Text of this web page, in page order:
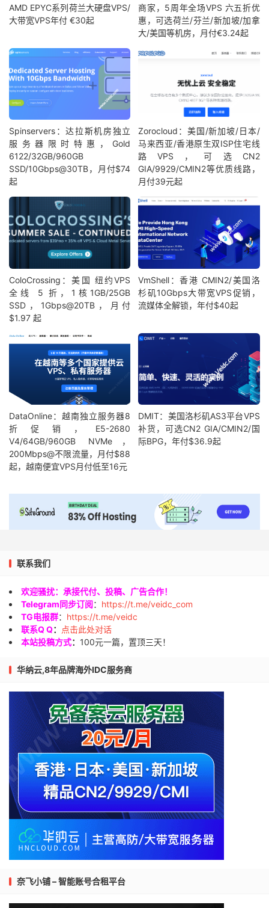
AMD EPYC系列荷兰大硬盘VPS/
大带宽VPS年付 €30起
商家，5周年全场VPS 六五折优
惠，可选荷兰/芬兰/新加坡/加拿
大/美国等机房，月付€3.24起
Spinservers：达拉斯机房独立
服务器限时特惠，Gold
6122/32GB/960GB
SSD/10Gbps@30TB，月付$74
起
Zorocloud：美国/新加坡/日本/
马来西亚/香港原生双ISP住宅线
路VPS，可选CN2
GIA/9929/CMIN2等优质线路，
月付39元起
ColoCrossing：美国 纽约VPS
全线 5 折，1核1GB/25GB
SSD，1Gbps@20TB，月付
$1.97 起
VmShell：香港 CMIN2/美国洛
杉矶10Gbps大带宽VPS促销，
流媒体全解锁，年付$40起
DataOnline：越南独立服务器8
折促销，E5-2680
V4/64GB/960GB NVMe，
200Mbps@不限流量，月付$88
起，越南便宜VPS月付低至16元
DMIT：美国洛杉矶AS3平台VPS
补货，可选CN2 GIA/CMIN2/国
际BPG，年付$36.9起
联系我们
欢迎骚扰：承接代付、投稿、广告合作！
Telegram同步订阅： https://t.me/veidc_com
TG电报群： https://t.me/veidc
联系Q Q：
点击此处对话
本站投稿方式： 100元一篇，置顶三天！
华纳云,8年品牌海外IDC服务商
奈飞小铺 – 智能账号合租平台